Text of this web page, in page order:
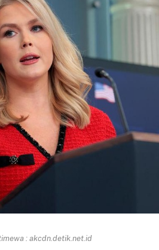
: akcdn.detik.net.id